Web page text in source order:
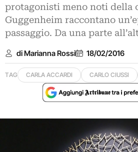
protagonisti meno noti della
Guggenheim raccontano
passaggio. Da una parte
di Marianna Rossi 18/02/2016
TAG CARLA ACCARDI CARLO CIUSSI